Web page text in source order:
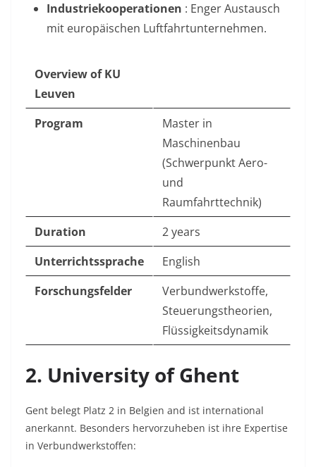
Industriekooperationen : Enger Austausch
mit europäischen Luftfahrtunternehmen.
Overview of KU
Leuven
Program
Master in
Maschinenbau
(Schwerpunkt Aero-
und
Raumfahrttechnik)
Duration
2 years
Unterrichtssprache
English
Forschungsfelder
Verbundwerkstoffe,
Steuerungstheorien,
Flüssigkeitsdynamik
2. University of Ghent
Gent belegt Platz 2 in Belgien and ist international
anerkannt. Besonders hervorzuheben ist ihre Expertise
in Verbundwerkstoffen: